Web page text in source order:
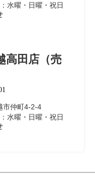
水曜・日曜・祝日
高田店（売
仲町4-2-4
水曜・日曜・祝日